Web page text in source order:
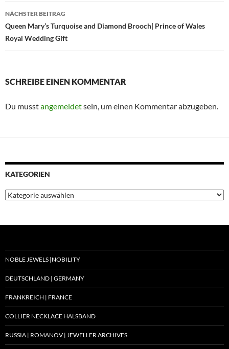
NÄCHSTER BEITRAG
Queen Mary’s Turquoise and Diamond Brooch| Prince of Wales
Royal Wedding Gift
SCHREIBE EINEN KOMMENTAR
Du musstangemeldetsein, um einen Kommentar abzugeben.
KATEGORIEN
Kategorien
NOBLE JEWELS |NOBILITY
DEUTSCHLAND | GERMANY
FRANKREICH | FRANCE
COLLIER NECKLACE HALSBAND
RUSSIA | ROMANOV | JEWELLER ARCHIVES